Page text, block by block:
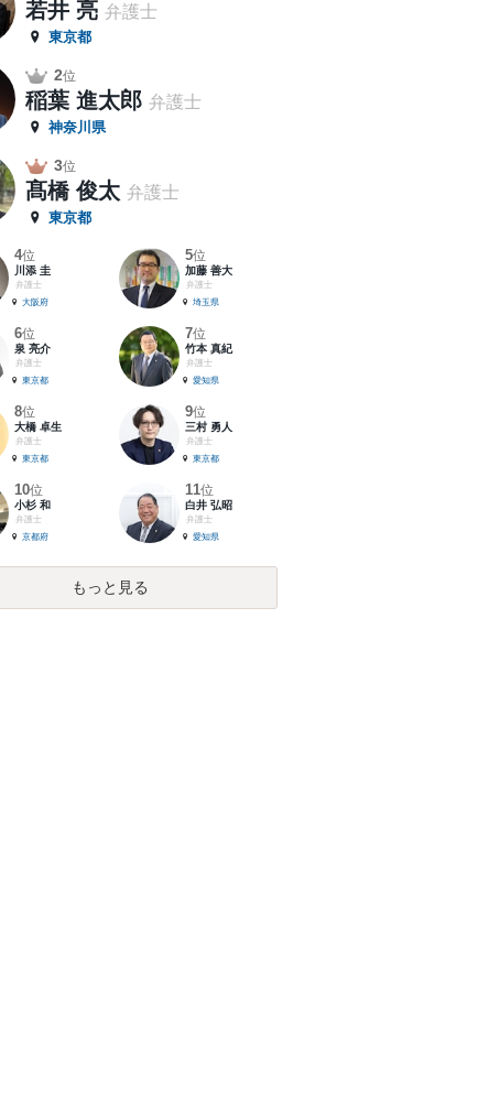
若井 亮 弁護士
東京都
2位
稲葉 進太郎 弁護士
神奈川県
3位
髙橋 俊太 弁護士
東京都
4位
川添 圭
弁護士
大阪府
5位
加藤 善大
弁護士
埼玉県
6位
泉 亮介
弁護士
東京都
7位
竹本 真紀
弁護士
愛知県
8位
大橋 卓生
弁護士
東京都
9位
三村 勇人
弁護士
東京都
10位
小杉 和
弁護士
京都府
11位
白井 弘昭
弁護士
愛知県
もっと見る